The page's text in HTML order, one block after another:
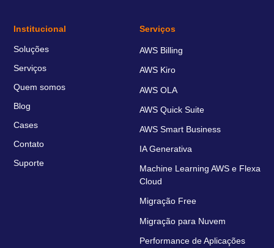
Institucional
Soluções
Serviços
Quem somos
Blog
Cases
Contato
Suporte
Serviços
AWS Billing
AWS Kiro
AWS OLA
AWS Quick Suite
AWS Smart Business
IA Generativa
Machine Learning AWS e Flexa
Cloud
Migração Free
Migração para Nuvem
Performance de Aplicações